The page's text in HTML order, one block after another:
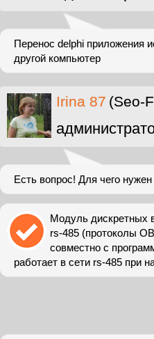
Перенос delphi приложения
другой компьютер
Irina 87 (Seo-
Есть вопрос! Для чего
Модуль дискретных
rs-485 (протоколы
совместно с
работает в сети rs-485 при